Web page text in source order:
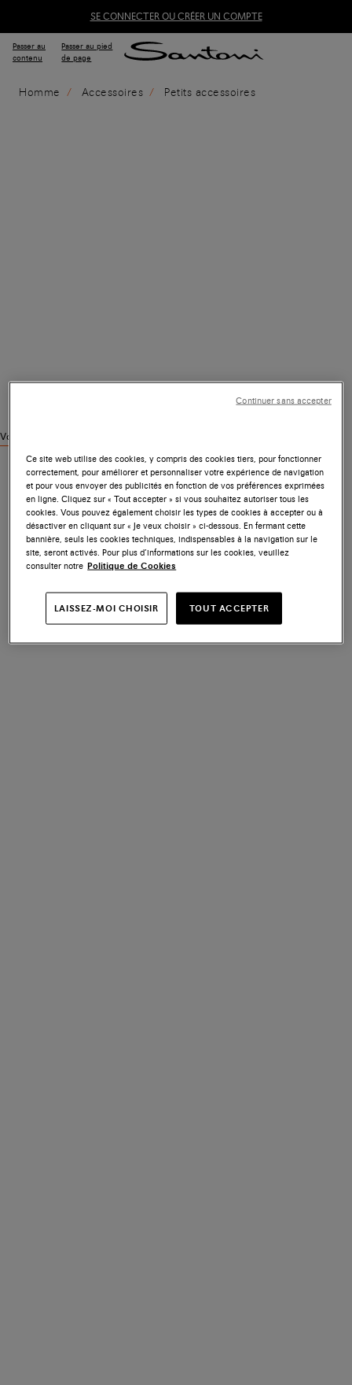
SE CONNECTER OU CRÉER UN COMPTE
Passer au
contenu
Passer au pied
de page
Homme Accessoires Petits accessoires
Voir des produits similaires
Ce site web utilise des cookies, y compris des cookies tiers, pour fonctionner
correctement, pour améliorer et personnaliser votre expérience de navigation
et pour vous envoyer des publicités en fonction de vos préférences exprimées
en ligne. Cliquez sur « Tout accepter » si vous souhaitez autoriser tous les
cookies. Vous pouvez également choisir les types de cookies à accepter ou à
désactiver en cliquant sur « Je veux choisir » ci-dessous. En fermant cette
bannière, seuls les cookies techniques, indispensables à la navigation sur le
site, seront activés. Pour plus d’informations sur les cookies, veuillez
consulter notre Politique de Cookies
LAISSEZ-MOI CHOISIR TOUT ACCEPTER
Continuer sans accepter